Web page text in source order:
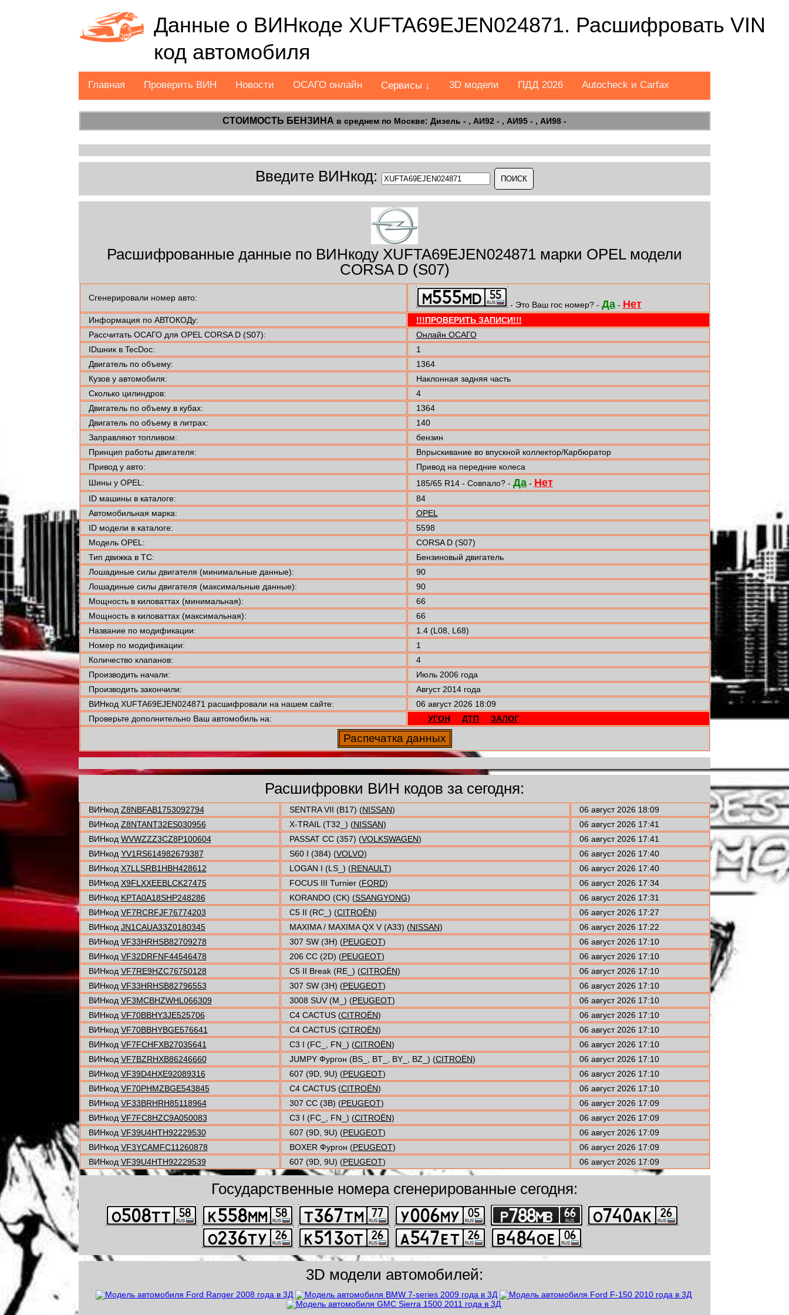
Данные о ВИНкоде XUFTA69EJEN024871. Расшифровать VIN
код автомобиля
Главная Проверить ВИН Новости ОСАГО онлайн Сервисы ↓ 3D модели ПДД 2026 Autocheck и Carfax
СТОИМОСТЬ БЕНЗИНА в среднем по Москве: Дизель - , АИ92 - , АИ95 - , АИ98 -
Введите ВИНкод:
Расшифрованные данные по ВИНкоду XUFTA69EJEN024871 марки OPEL модели
CORSA D (S07)
Сгенерировали номер авто:
- Это Ваш гос номер? - Да- Нет
Информация по АВТОКОДу:
!!!ПРОВЕРИТЬ ЗАПИСИ!!!
Рассчитать ОСАГО для OPEL CORSA D (S07):
Онлайн ОСАГО
IDшник в TecDoc:
1
Двигатель по объему:
1364
Кузов у автомобиля:
Наклонная задняя часть
Сколько цилиндров:
4
Двигатель по объему в кубах:
1364
Двигатель по объему в литрах:
140
Заправляют топливом:
бензин
Принцип работы двигателя:
Впрыскивание во впускной коллектор/Карбюратор
Привод у авто:
Привод на передние колеса
Шины у OPEL:
185/65 R14 - Совпало? - Да- Нет
ID машины в каталоге:
84
Автомобильная марка:
OPEL
ID модели в каталоге:
5598
Модель OPEL:
CORSA D (S07)
Тип движка в ТС:
Бензиновый двигатель
Лошадиные силы двигателя (минимальные данные):
90
Лошадиные силы двигателя (максимальные данные):
90
Мощность в киловаттах (минимальная):
66
Мощность в киловаттах (максимальная):
66
Название по модификации:
1.4 (L08, L68)
Номер по модификации:
1
Количество клапанов:
4
Производить начали:
Июль 2006 года
Производить закончили:
Август 2014 года
ВИНкод XUFTA69EJEN024871 расшифровали на нашем сайте:
06 август 2026 18:09
Проверьте дополнительно Ваш автомобиль на:
УГОН ДТП ЗАЛОГ
Расшифровки ВИН кодов за сегодня:
ВИНкод Z8NBFAB1753092794 SENTRA VII (B17) (NISSAN)
06 август 2026 18:09
ВИНкод Z8NTANT32ES030956 X-TRAIL (T32_) (NISSAN)
06 август 2026 17:41
ВИНкод WVWZZZ3CZ8P100604 PASSAT CC (357) (VOLKSWAGEN)
06 август 2026 17:41
ВИНкод YV1RS614982679387 S60 I (384) (VOLVO)
06 август 2026 17:40
ВИНкод X7LLSRB1HBH428612 LOGAN I (LS_) (RENAULT)
06 август 2026 17:40
ВИНкод X9FLXXEEBLCK27475 FOCUS III Turnier (FORD)
06 август 2026 17:34
ВИНкод KPTA0A18SHP248286 KORANDO (CK) (SSANGYONG)
06 август 2026 17:31
ВИНкод VF7RCRFJF76774203 C5 II (RC_) (CITROËN)
06 август 2026 17:27
ВИНкод JN1CAUA33Z0180345 MAXIMA / MAXIMA QX V (A33) (NISSAN)
06 август 2026 17:22
ВИНкод VF33HRHSB82709278 307 SW (3H) (PEUGEOT)
06 август 2026 17:10
ВИНкод VF32DRFNF44546478 206 CC (2D) (PEUGEOT)
06 август 2026 17:10
ВИНкод VF7RE9HZC76750128 C5 II Break (RE_) (CITROËN)
06 август 2026 17:10
ВИНкод VF33HRHSB82796553 307 SW (3H) (PEUGEOT)
06 август 2026 17:10
ВИНкод VF3MCBHZWHL066309 3008 SUV (M_) (PEUGEOT)
06 август 2026 17:10
ВИНкод VF70BBHY3JE525706 C4 CACTUS (CITROËN)
06 август 2026 17:10
ВИНкод VF70BBHYBGE576641 C4 CACTUS (CITROËN)
06 август 2026 17:10
ВИНкод VF7FCHFXB27035641 C3 I (FC_, FN_) (CITROËN)
06 август 2026 17:10
ВИНкод VF7BZRHXB86246660 JUMPY Фургон (BS_, BT_, BY_, BZ_) (CITROËN)
06 август 2026 17:10
ВИНкод VF39D4HXE92089316 607 (9D, 9U) (PEUGEOT)
06 август 2026 17:10
ВИНкод VF70PHMZBGE543845 C4 CACTUS (CITROËN)
06 август 2026 17:10
ВИНкод VF33BRHRH85118964 307 CC (3B) (PEUGEOT)
06 август 2026 17:09
ВИНкод VF7FC8HZC9A050083 C3 I (FC_, FN_) (CITROËN)
06 август 2026 17:09
ВИНкод VF39U4HTH92229530 607 (9D, 9U) (PEUGEOT)
06 август 2026 17:09
ВИНкод VF3YCAMFC11260878 BOXER Фургон (PEUGEOT)
06 август 2026 17:09
ВИНкод VF39U4HTH92229539 607 (9D, 9U) (PEUGEOT) 06 август 2026 17:09
Государственные номера сгенерированные сегодня:
3D модели автомобилей: